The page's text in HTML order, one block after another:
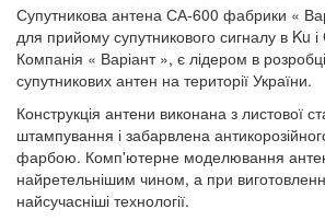
Супутникова антена СА-600 фабрики «
для прийому супутникового сигналу в Ku і
Компанія « Варіант », є лідером в
супутникових антен на території України.
Конструкція антени виконана з листової
штампування і забарвлена
фарбою. Комп'ютерне моделювання
найретельнішим чином, а при
найсучасніші технології.